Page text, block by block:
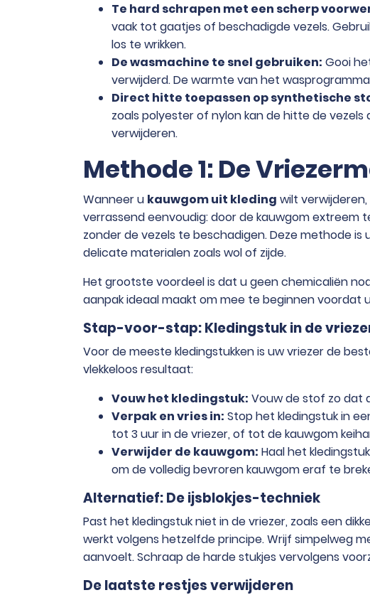
Te hard schrapen met een scherp
vaak tot gaatjes of beschadigde vezels.
los te wrikken.
De wasmachine te snel gebruiken: Gooi
verwijderd. De warmte van het
Direct hitte toepassen op synthetische
zoals polyester of nylon kan de hitte de
verwijderen.
Methode 1: De
Wanneer u kauwgom uit kleding wilt
verrassend eenvoudig: door de kauwgom extreem
zonder de vezels te beschadigen. Deze methode
delicate materialen zoals wol of zijde.
Het grootste voordeel is dat u geen chemicaliën
aanpak ideaal maakt om mee te beginnen voordat
Stap-voor-stap: Kledingstuk in de
Voor de meeste kledingstukken is uw vriezer de
vlekkeloos resultaat:
Vouw het kledingstuk: Vouw de stof zo dat
Verpak en vries in: Stop het kledingstuk in
tot 3 uur in de vriezer, of tot de kauwgom
Verwijder de kauwgom: Haal het
om de volledig bevroren kauwgom eraf te
Alternatief: De ijsblokjes-techniek
Past het kledingstuk niet in de vriezer, zoals een
werkt volgens hetzelfde principe. Wrijf simpelweg
aanvoelt. Schraap de harde stukjes vervolgens
De laatste restjes verwijderen